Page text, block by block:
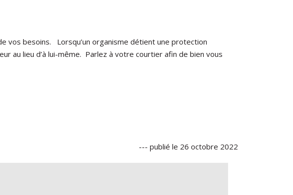
vos besoins. Lorsqu’un organisme détient une protection
au lieu d’à lui-même. Parlez à votre courtier afin de bien vous
--- publié le 26 octobre 2022